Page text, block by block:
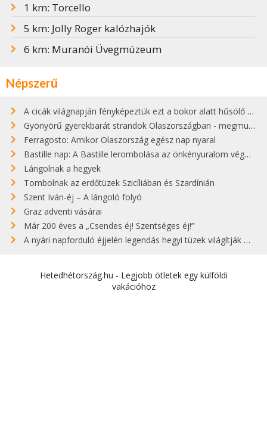
1 km: Torcello
5 km: Jolly Roger kalózhajók
6 km: Muranói Üvegmúzeum
Népszerű
A cicák világnapján fényképeztük ezt a bokor alatt hűsölő cicát Kisorosziban
Gyönyörű gyerekbarát strandok Olaszországban - megmutatjuk a 15 legjobbat
Ferragosto: Amikor Olaszország egész nap nyaral
Bastille nap: A Bastille lerombolása az önkényuralom végét jelentette
Lángolnak a hegyek
Tombolnak az erdőtüzek Szicíliában és Szardínián
Szent Iván-éj – A lángoló folyó
Graz adventi vásárai
Már 200 éves a „Csendes éj! Szentséges éj!”
A nyári napforduló éjjelén legendás hegyi tüzek világítják meg Zugspitzét
Hetedhétország.hu - Legjobb ötletek egy külföldi
vakációhoz